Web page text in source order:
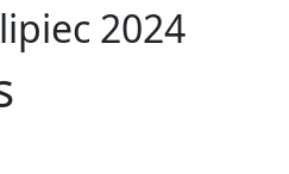
2024